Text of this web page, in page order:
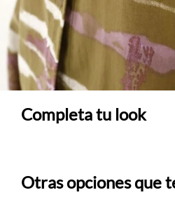
Completa tu look
Otras opciones que